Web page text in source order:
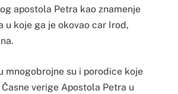
apostola Petra kao znamenje
u koje ga je okovao car Irod,
mnogobrojne su i porodice koje
verige Apostola Petra u